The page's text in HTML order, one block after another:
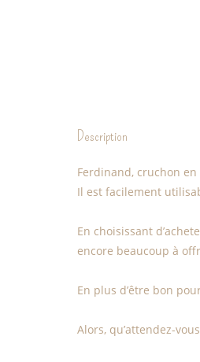
Description
Ferdinand, cruchon
Il est facilement
En choisissant
encore beaucoup à
En plus d’être bon
Alors, qu’attendez-